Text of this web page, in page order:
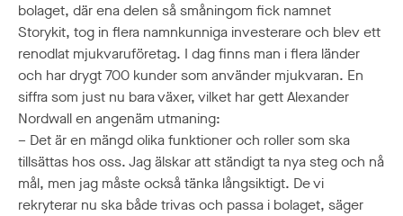
bolaget, där ena delen så småningom fick namnet
Storykit, tog in flera namnkunniga investerare och blev ett
renodlat mjukvaruföretag. I dag finns man i flera länder
och har drygt 700 kunder som använder mjukvaran. En
siffra som just nu bara växer, vilket har gett Alexander
Nordwall en angenäm utmaning:
– Det är en mängd olika funktioner och roller som ska
tillsättas hos oss. Jag älskar att ständigt ta nya steg och nå
mål, men jag måste också tänka långsiktigt. De vi
rekryterar nu ska både trivas och passa i bolaget, säger